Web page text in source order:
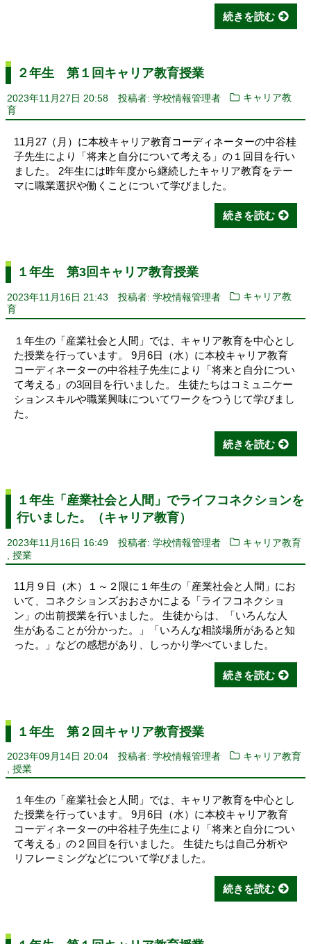
続きを読む
２年生 第１回キャリア教育授業
2023年11月27日 20:58 投稿者: 学校情報管理者
キャリア教
育
11月27（月）に本校キャリア教育コーディネーターの中谷桂
子先生により「将来と自分について考える」の１回目を行い
ました。 2年生には昨年度から継続したキャリア教育をテー
マに職業選択や働くことについて学びました。
続きを読む
１年生 第3回キャリア教育授業
2023年11月16日 21:43 投稿者: 学校情報管理者
キャリア教
育
１年生の「産業社会と人間」では、キャリア教育を中心とし
た授業を行っています。 9月6日（水）に本校キャリア教育
コーディネーターの中谷桂子先生により「将来と自分につい
て考える」の3回目を行いました。 生徒たちはコミュニケー
ションスキルや職業興味についてワークをつうじて学びまし
た。
続きを読む
１年生「産業社会と人間」でライフコネクションを
行いました。（キャリア教育）
2023年11月16日 16:49 投稿者: 学校情報管理者
キャリア教育
授業
11月９日（木）１～２限に１年生の「産業社会と人間」にお
いて、コネクションズおおさかによる「ライフコネクショ
ン」の出前授業を行いました。 生徒からは、「いろんな人
生があることが分かった。」「いろんな相談場所があると知
った。」などの感想があり、しっかり学べていました。
続きを読む
１年生 第２回キャリア教育授業
2023年09月14日 20:04 投稿者: 学校情報管理者
キャリア教育
授業
１年生の「産業社会と人間」では、キャリア教育を中心とし
た授業を行っています。 9月6日（水）に本校キャリア教育
コーディネーターの中谷桂子先生により「将来と自分につい
て考える」の２回目を行いました。 生徒たちは自己分析や
リフレーミングなどについて学びました。
続きを読む